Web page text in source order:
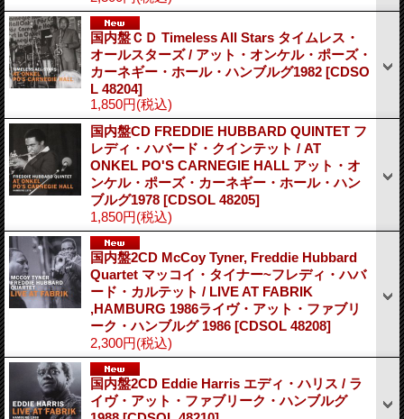
国内盤ＣＤ Timeless All Stars タイムレス・
オールスターズ / アット・オンケル・ポーズ・
カーネギー・ホール・ハンブルグ1982 [CDSO
L 48204]
1,850円(税込)
国内盤CD FREDDIE HUBBARD QUINTET フ
レディ・ハバード・クインテット / AT
ONKEL PO'S CARNEGIE HALL アット・オ
ンケル・ポーズ・カーネギー・ホール・ハン
ブルグ1978 [CDSOL 48205]
1,850円(税込)
国内盤2CD McCoy Tyner, Freddie Hubbard
Quartet マッコイ・タイナー~フレディ・ハバ
ード・カルテット / LIVE AT FABRIK
,HAMBURG 1986ライヴ・アット・ファブリ
ーク・ハンブルグ 1986 [CDSOL 48208]
2,300円(税込)
国内盤2CD Eddie Harris エディ・ハリス / ラ
イヴ・アット・ファブリーク・ハンブルグ